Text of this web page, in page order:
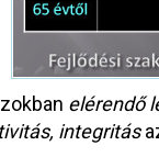
elérendő
integritás